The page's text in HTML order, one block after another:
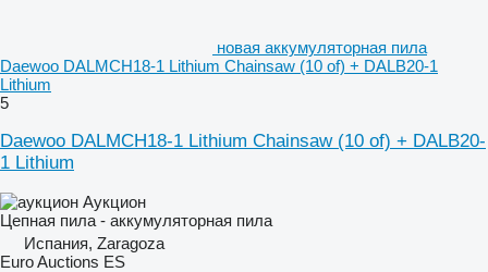
новая аккумуляторная пила
Daewoo DALMCH18-1 Lithium Chainsaw (10 of) + DALB20-1
Lithium
5
Daewoo DALMCH18-1 Lithium Chainsaw (10 of) + DALB20-
1 Lithium
Аукцион
Цепная пила - аккумуляторная пила
Испания, Zaragoza
Euro Auctions ES